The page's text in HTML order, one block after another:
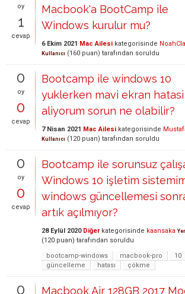
oy
1
cevap
Macbook'a BootCamp ile
Windows kurulur mu?
6 Ekim 2021 Mac Ailesi kategorisinde
Kullanıcı (160 puan) tarafından soruldu
0
oy
0
cevap
Bootcamp ile windows 10
yuklerken mavi ekran hatasi
aliyorum sorun ne olabilir?
7 Nisan 2021 Mac Ailesi kategorisinde
Kullanıcı (120 puan) tarafından soruldu
0
oy
0
cevap
Bootcamp ile sorunsuz
Windows 10 işletim
windows güncellemesi
artık açılmıyor?
28 Eylül 2020 Diğerkategorisinde kaansaka
(120 puan) tarafından soruldu
bootcamp-windows
macbook-pro
10
güncelleme
hatası çökme
0
Macbook Air 128GB 2017